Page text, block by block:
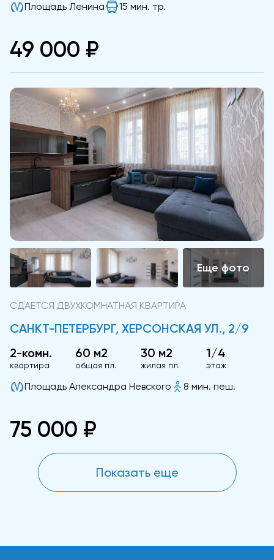
Площадь Ленина 15 мин. тр.
49 000 ₽
СДАЕТСЯ ДВУХКОМНАТНАЯ КВАРТИРА
САНКТ-ПЕТЕРБУРГ, ХЕРСОНСКАЯ УЛ., 2/9
2-комн.
квартира
60 м2
общая пл.
30 м2
жилая пл.
1/4
этаж
Площадь Александра Невского 8 мин. пеш.
75 000 ₽
Показать еще